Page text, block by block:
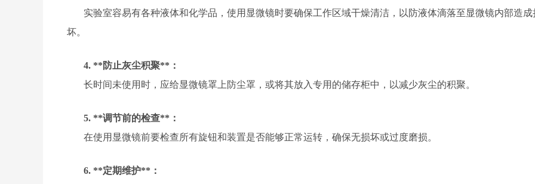
实验室容易有各种液体和化学品，使用显微镜时要确保工作区域干燥清洁，以防液体滴落至显微镜内部造成
坏。
4. **防止灰尘积聚**：
长时间未使用时，应给显微镜罩上防尘罩，或将其放入专用的储存柜中，以减少灰尘的积聚。
5. **调节前的检查**：
在使用显微镜前要检查所有旋钮和装置是否能够正常运转，确保无损坏或过度磨损。
6. **定期维护**：